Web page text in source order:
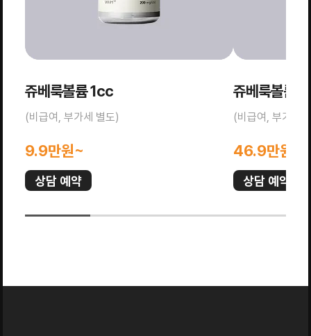
쥬베룩볼륨 1cc
(비급여, 부가세 별도)
9.9만원~
상담 예약
쥬베룩볼륨
(비급여, 부가세
46.9만원~
상담 예약